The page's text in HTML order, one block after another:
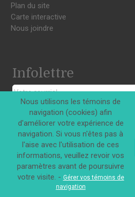
Plan du site
Carte interactive
Nous joindre
Infolettre
S'INSCRIRE
Tous droits réservés © Innovations
Nous utilisons les témoins de
navigation (cookies) afin
d'améliorer votre expérience de
navigation. Si vous n'êtes pas à
l'aise avec l'utilisation de ces
informations, veuillez revoir vos
paramètres avant de poursuivre
votre visite. - Gérer vos témoins de
navigation